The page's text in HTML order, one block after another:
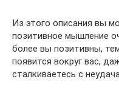
Из этого описания вы
позитивное мышление
более вы позитивны,
появится вокруг вас,
сталкиваетесь с